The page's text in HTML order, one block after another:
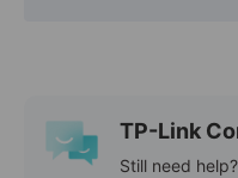
TP-Link
Still need